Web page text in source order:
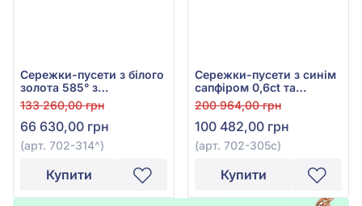
Сережки-пусети з білого
золота 585° з
діамантами 0,34ct, арт.
702-314
133 260,00 грн
66 630,00 грн
(арт. 702-314^)
Купити
Сережки-пусети з синім
сапфіром 0,6ct та
діамантом 0,34ct із
червоного золота 585°,
арт. 702-305с
200 964,00 грн
100 482,00 грн
(арт. 702-305с)
Купити